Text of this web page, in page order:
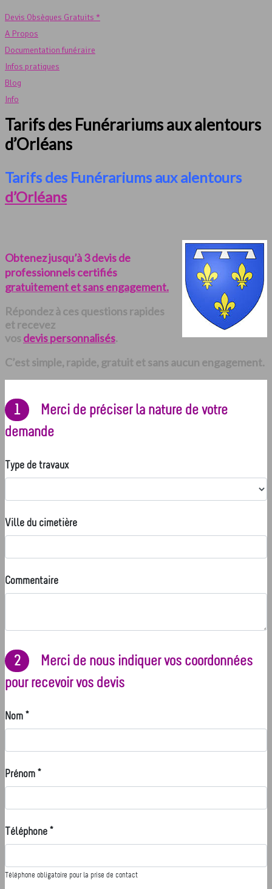
Devis Obsèques Gratuits *
A Propos
Documentation funéraire
Infos pratiques
Blog
Info
Tarifs des Funérariums aux alentours
d’Orléans
Tarifs des Funérariums aux alentours
d’Orléans
Obtenez jusqu’à 3 devis de
professionnels certifiés
gratuitement et sans engagement.
Répondez à ces questions rapides
et recevez
vos devis personnalisés.
C’est simple, rapide, gratuit et sans aucun engagement.